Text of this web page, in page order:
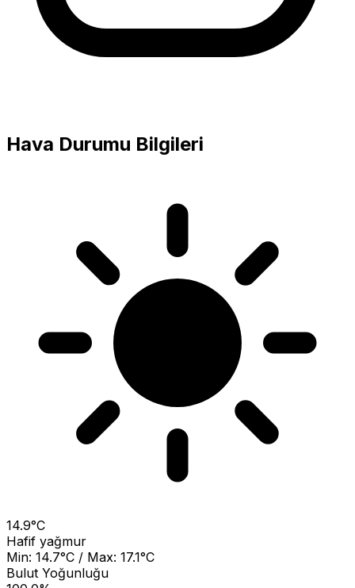
Hava Durumu Bilgileri
14.9°C
Hafif yağmur
Min: 14.7°C / Max: 17.1°C
Bulut Yoğunluğu